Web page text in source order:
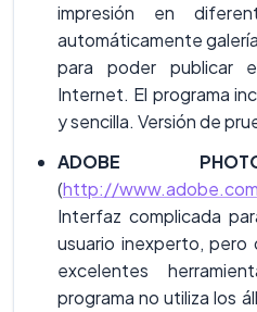
impresión en
automáticamente
para poder publicar
Internet. El programa
y sencilla. Versión de
ADOBE
(http://
Interfaz complicada
usuario inexperto,
excelentes
programa no utiliza los